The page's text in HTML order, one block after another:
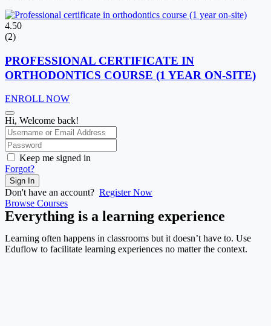
4.50
(2)
PROFESSIONAL CERTIFICATE IN
ORTHODONTICS COURSE (1 YEAR ON-SITE)
ENROLL NOW
Hi, Welcome back!
Keep me signed in
Forgot?
Sign In
Don't have an account? Register Now
Browse Courses
Everything is a learning experience
Learning often happens in classrooms but it doesn’t have to. Use
Eduflow to facilitate learning experiences no matter the context.